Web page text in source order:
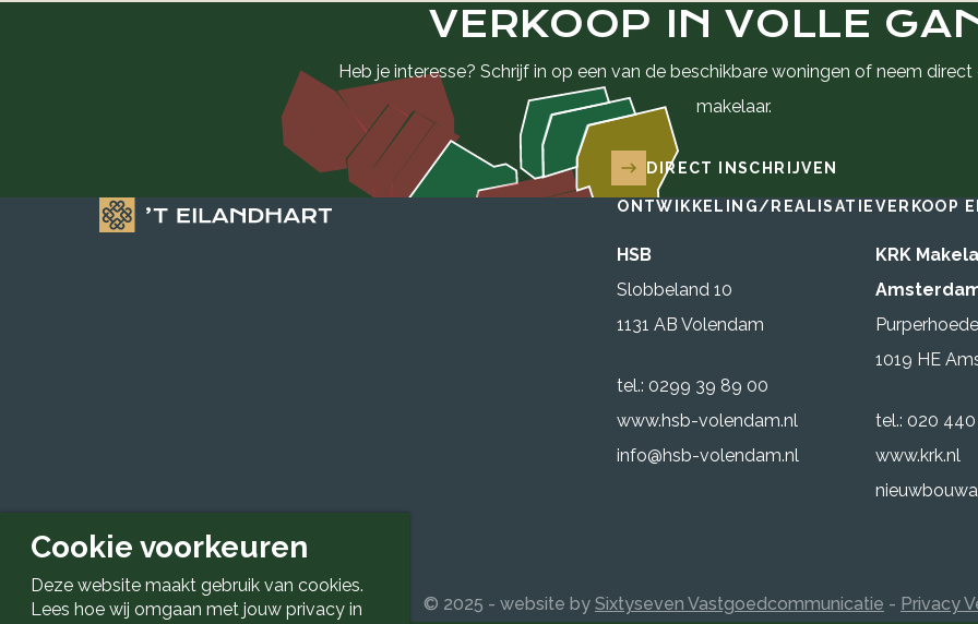
VERKOOP IN VOLLE
Heb je interesse? Schrijf in op een van de beschikbare woningen of neem
makelaar.
DIRECT INSCHRIJVEN
ONTWIKKELING/REALISATIE
HSB
Slobbeland 10
1131 AB Volendam
tel.: 0299 39 89 00
www.hsb-volendam.nl
info@hsb-volendam.nl
VERKOOP
KRK
1019 HE
tel.: 020
www.krk.nl
© 2025 - website by Sixtyseven Vastgoedcommunicatie - Privacy
Cookie voorkeuren
Deze website maakt gebruik van cookies.
Lees hoe wij omgaan met jouw privacy in